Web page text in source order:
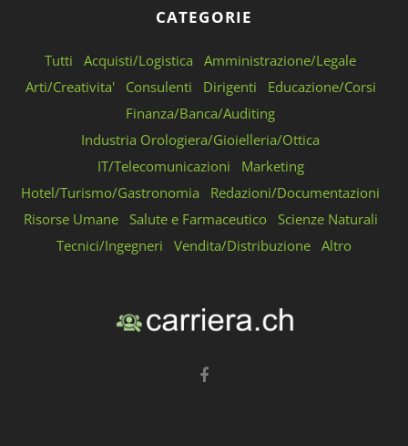
CATEGORIE
Tutti Acquisti/Logistica
Amministrazione/Legale
Arti/Creativita'
Consulenti Dirigenti
Educazione/Corsi
Finanza/Banca/Auditing
Industria Orologiera/Gioielleria/Ottica
IT/Telecomunicazioni
Marketing
Hotel/Turismo/Gastronomia
Redazioni/Documentazioni
Risorse Umane
Salute e Farmaceutico
Scienze Naturali
Tecnici/Ingegneri
Vendita/Distribuzione Altro